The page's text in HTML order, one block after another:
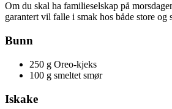
Om du skal ha familieselskap på
garantert vil falle i smak hos både store og
Bunn
250 g Oreo-kjeks
100 g smeltet smør
Iskake